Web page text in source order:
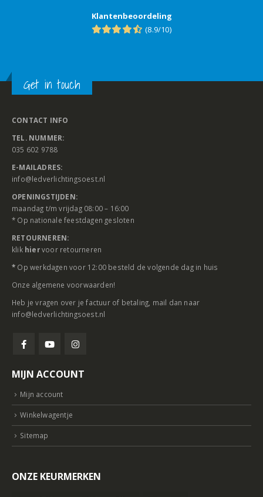
Klantenbeoordeling
(8.9/10)
Get in touch
CONTACT INFO
TEL. NUMMER:
035 602 9788
E-MAILADRES:
info@ledverlichtingsoest.nl
OPENINGSTIJDEN:
maandag t/m vrijdag 08:00 – 16:00
* Op nationale feestdagen gesloten
RETOURNEREN:
klik hiervoor retourneren
* Op werkdagen voor 12:00 besteld de volgende dag in huis
Onze algemene voorwaarden!
Heb je vragen over je factuur of betaling, mail dan naar
info@ledverlichtingsoest.nl
MIJN ACCOUNT
Mijn account
Winkelwagentje
Sitemap
ONZE KEURMERKEN